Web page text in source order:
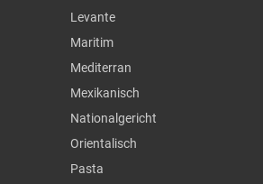
Levante
Maritim
Mediterran
Mexikanisch
Nationalgericht
Orientalisch
Pasta